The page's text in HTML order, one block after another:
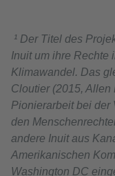
¹ Der Titel des
Inuit um ihre Rechte
Klimawandel. Das
Cloutier (2015,
Pionierarbeit bei der
den
andere Inuit aus
Amerikanischen
Washington DC